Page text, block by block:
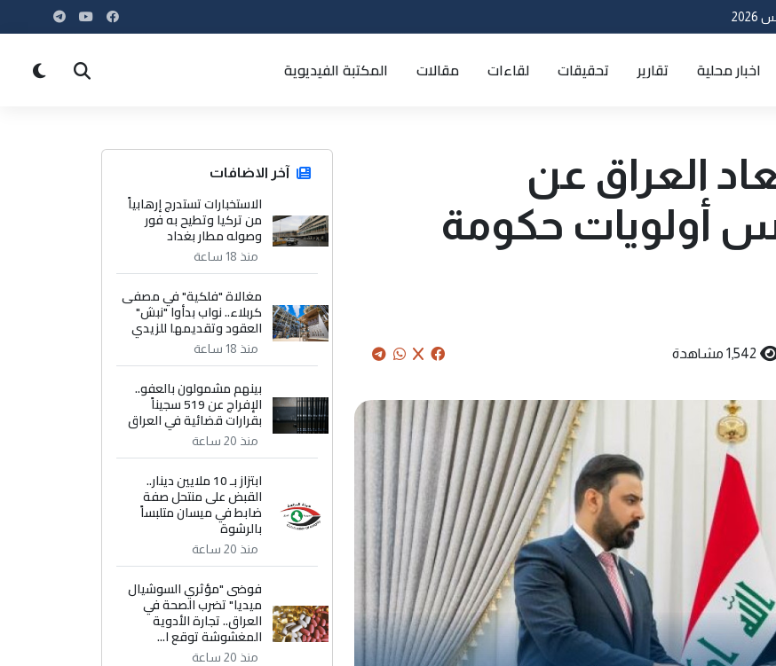
اخبار محلية تقارير تحقيقات لقاءات مقالات المكتبة الفيديوية
العراق عن
أولويات حكومة
1,542 مشاهدة
آخر الاضافات
الاستخبارات تستدرج إرهابياً
من تركيا وتطيح به فور
وصوله مطار بغداد
منذ 18 ساعة
مغالاة "فلكية" في مصفى
كربلاء.. نواب بدأوا "نبش"
العقود وتقديمها للزيدي
منذ 18 ساعة
بينهم مشمولون بالعفو..
الإفراج عن 519 سجيناً
بقرارات قضائية في العراق
منذ 20 ساعة
ابتزاز بـ 10 ملايين دينار..
القبض على منتحل صفة
ضابط في ميسان متلبساً
بالرشوة
منذ 20 ساعة
فوضى "مؤثري السوشيال
ميديا" تضرب الصحة في
العراق.. تجارة الأدوية
المغشوشة توقع ا...
منذ 20 ساعة